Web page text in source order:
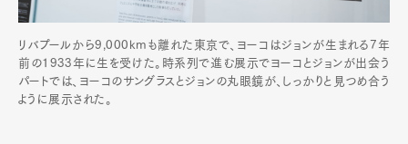
リバプールから9,000kmも離れた東京で、ヨーコはジョンが生まれる7年
前の1933年に生を受けた。時系列で進む展示でヨーコとジョンが出会う
パートでは、ヨーコのサングラスとジョンの丸眼鏡が、しっかりと見つめ合う
ように展示された。